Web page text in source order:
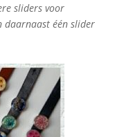
sliders voor
daarnaast één slider